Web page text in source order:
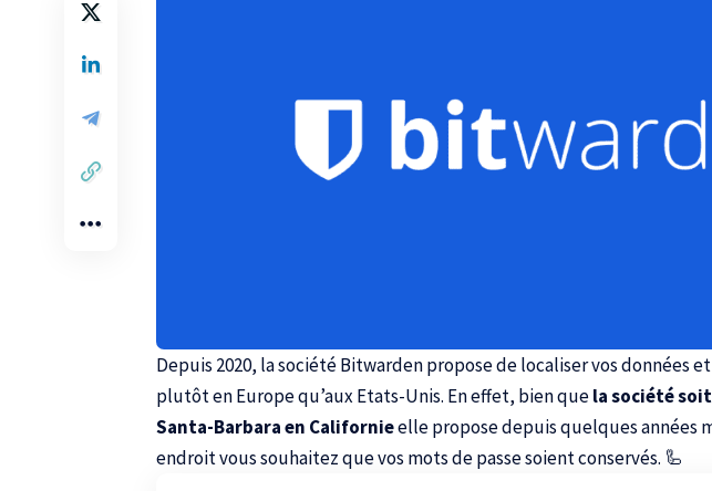
Depuis 2020, la société Bitwarden propose de localiser vos données
plutôt en Europe qu’aux Etats-Unis. En effet, bien quela société
Santa-Barbara en Californieelle propose depuis quelques années
endroit vous souhaitez que vos mots de passe soient conservés. 🦾